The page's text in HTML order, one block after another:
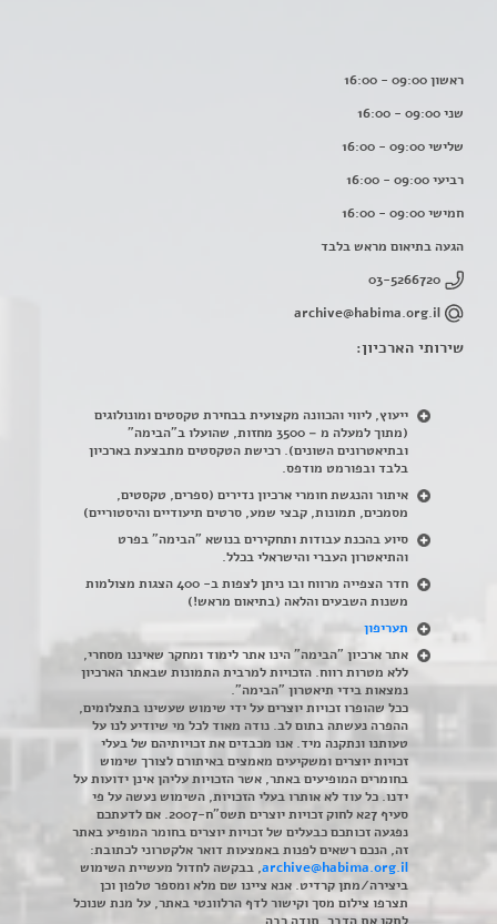
ראשון 09:00 - 16:00
שני 09:00 - 16:00
שלישי 09:00 - 16:00
רביעי 09:00 - 16:00
חמישי 09:00 - 16:00
הגעה בתיאום מראש בלבד
03-5266720
archive@habima.org.il
שירותי הארכיון:
ייעוץ, ליווי והכוונה מקצועית בבחירת טקסטים ומונולוגים
(מתוך למעלה מ – 3500 מחזות, שהועלו ב"הבימה"
ובתיאטרונים השונים). רכישת הטקסטים מתבצעת בארכיון
בלבד ובפורמט מודפס.
איתור והנגשת חומרי ארכיון נדירים (ספרים, טקסטים,
מסמכים, תמונות, קבצי שמע, סרטים תיעודיים והיסטוריים)
סיוע בהכנת עבודות ותחקירים בנושא "הבימה" בפרט
והתיאטרון העברי והישראלי בכלל.
חדר הצפייה מרווח ובו ניתן לצפות ב- 400 הצגות מצולמות
משנות השבעים והלאה (בתיאום מראש!)
תעריפון
אתר ארכיון "הבימה" הינו אתר לימוד ומחקר שאיננו מסחרי,
ללא מטרות רווח. הזכויות למרבית התמונות שבאתר הארכיון
נמצאות בידי תיאטרון "הבימה".
ככל שהופרו זכויות יוצרים על ידי שימוש שעשינו בתצלומים,
ההפרה נעשתה בתום לב. נודה מאוד לכל מי שיודיע לנו על
טעותנו ונתקנה מיד. אנו מכבדים את זכויותיהם של בעלי
זכויות יוצרים ומשקיעים מאמצים באיתורם לצורך שימוש
בחומרים המופיעים באתר, אשר הזכויות עליהן אינן ידועות על
ידנו. כל עוד לא אותרו בעלי הזכויות, השימוש נעשה על פי
סעיף 27א לחוק זכויות יוצרים תשס"ח-2007. אם לדעתכם
נפגעה זכותכם כבעלים של זכויות יוצרים בחומר המופיע באתר
זה, הנכם רשאים לפנות באמצעות דואר אלקטרוני לכתובת:
archive@habima.org.il, בבקשה לחדול מעשיית השימוש
ביצירה/מתן קרדיט. אנא ציינו שם מלא ומספר טלפון וכן
תצרפו צילום מסך וקישור לדף הרלוונטי באתר, על מנת שנוכל
לתקן את הדבר. תודה רבה.